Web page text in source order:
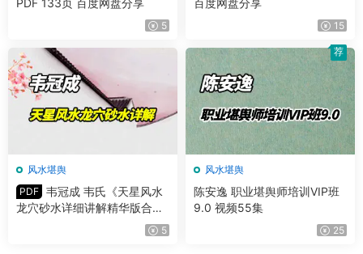
PDF 133页 百度网盘分享
5
百度网盘分享
15
风水堪舆
PDF 韦冠成 韦氏《天星风水
龙穴砂水详细讲解精华版合
5
风水堪舆
陈安逸 职业堪舆师培训VIP班
9.0 视频55集
25
荐